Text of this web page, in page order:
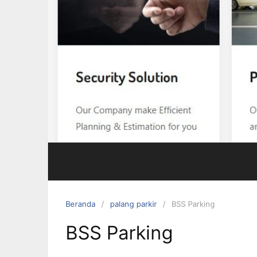
Beranda palang parkir BSS Parking
BSS Parking